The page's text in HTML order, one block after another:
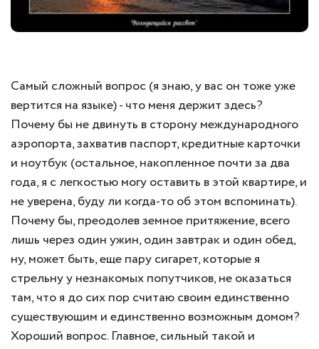
Самый сложный вопрос (я знаю, у вас он тоже уже
вертится на языке) - что меня держит здесь?
Почему бы не двинуть в сторону международного
аэропорта, захватив паспорт, кредитные карточки
и ноутбук (остальное, накопленное почти за два
года, я с легкостью могу оставить в этой квартире, и
не уверена, буду ли когда-то об этом вспоминать).
Почему бы, преодолев земное притяжение, всего
лишь через один ужин, один завтрак и один обед,
ну, может быть, еще пару сигарет, которые я
стрельну у незнакомых попутчиков, не оказаться
там, что я до сих пор считаю своим единственно
существующим и единственно возможным домом?
Хороший вопрос. Главное, сильный такой и